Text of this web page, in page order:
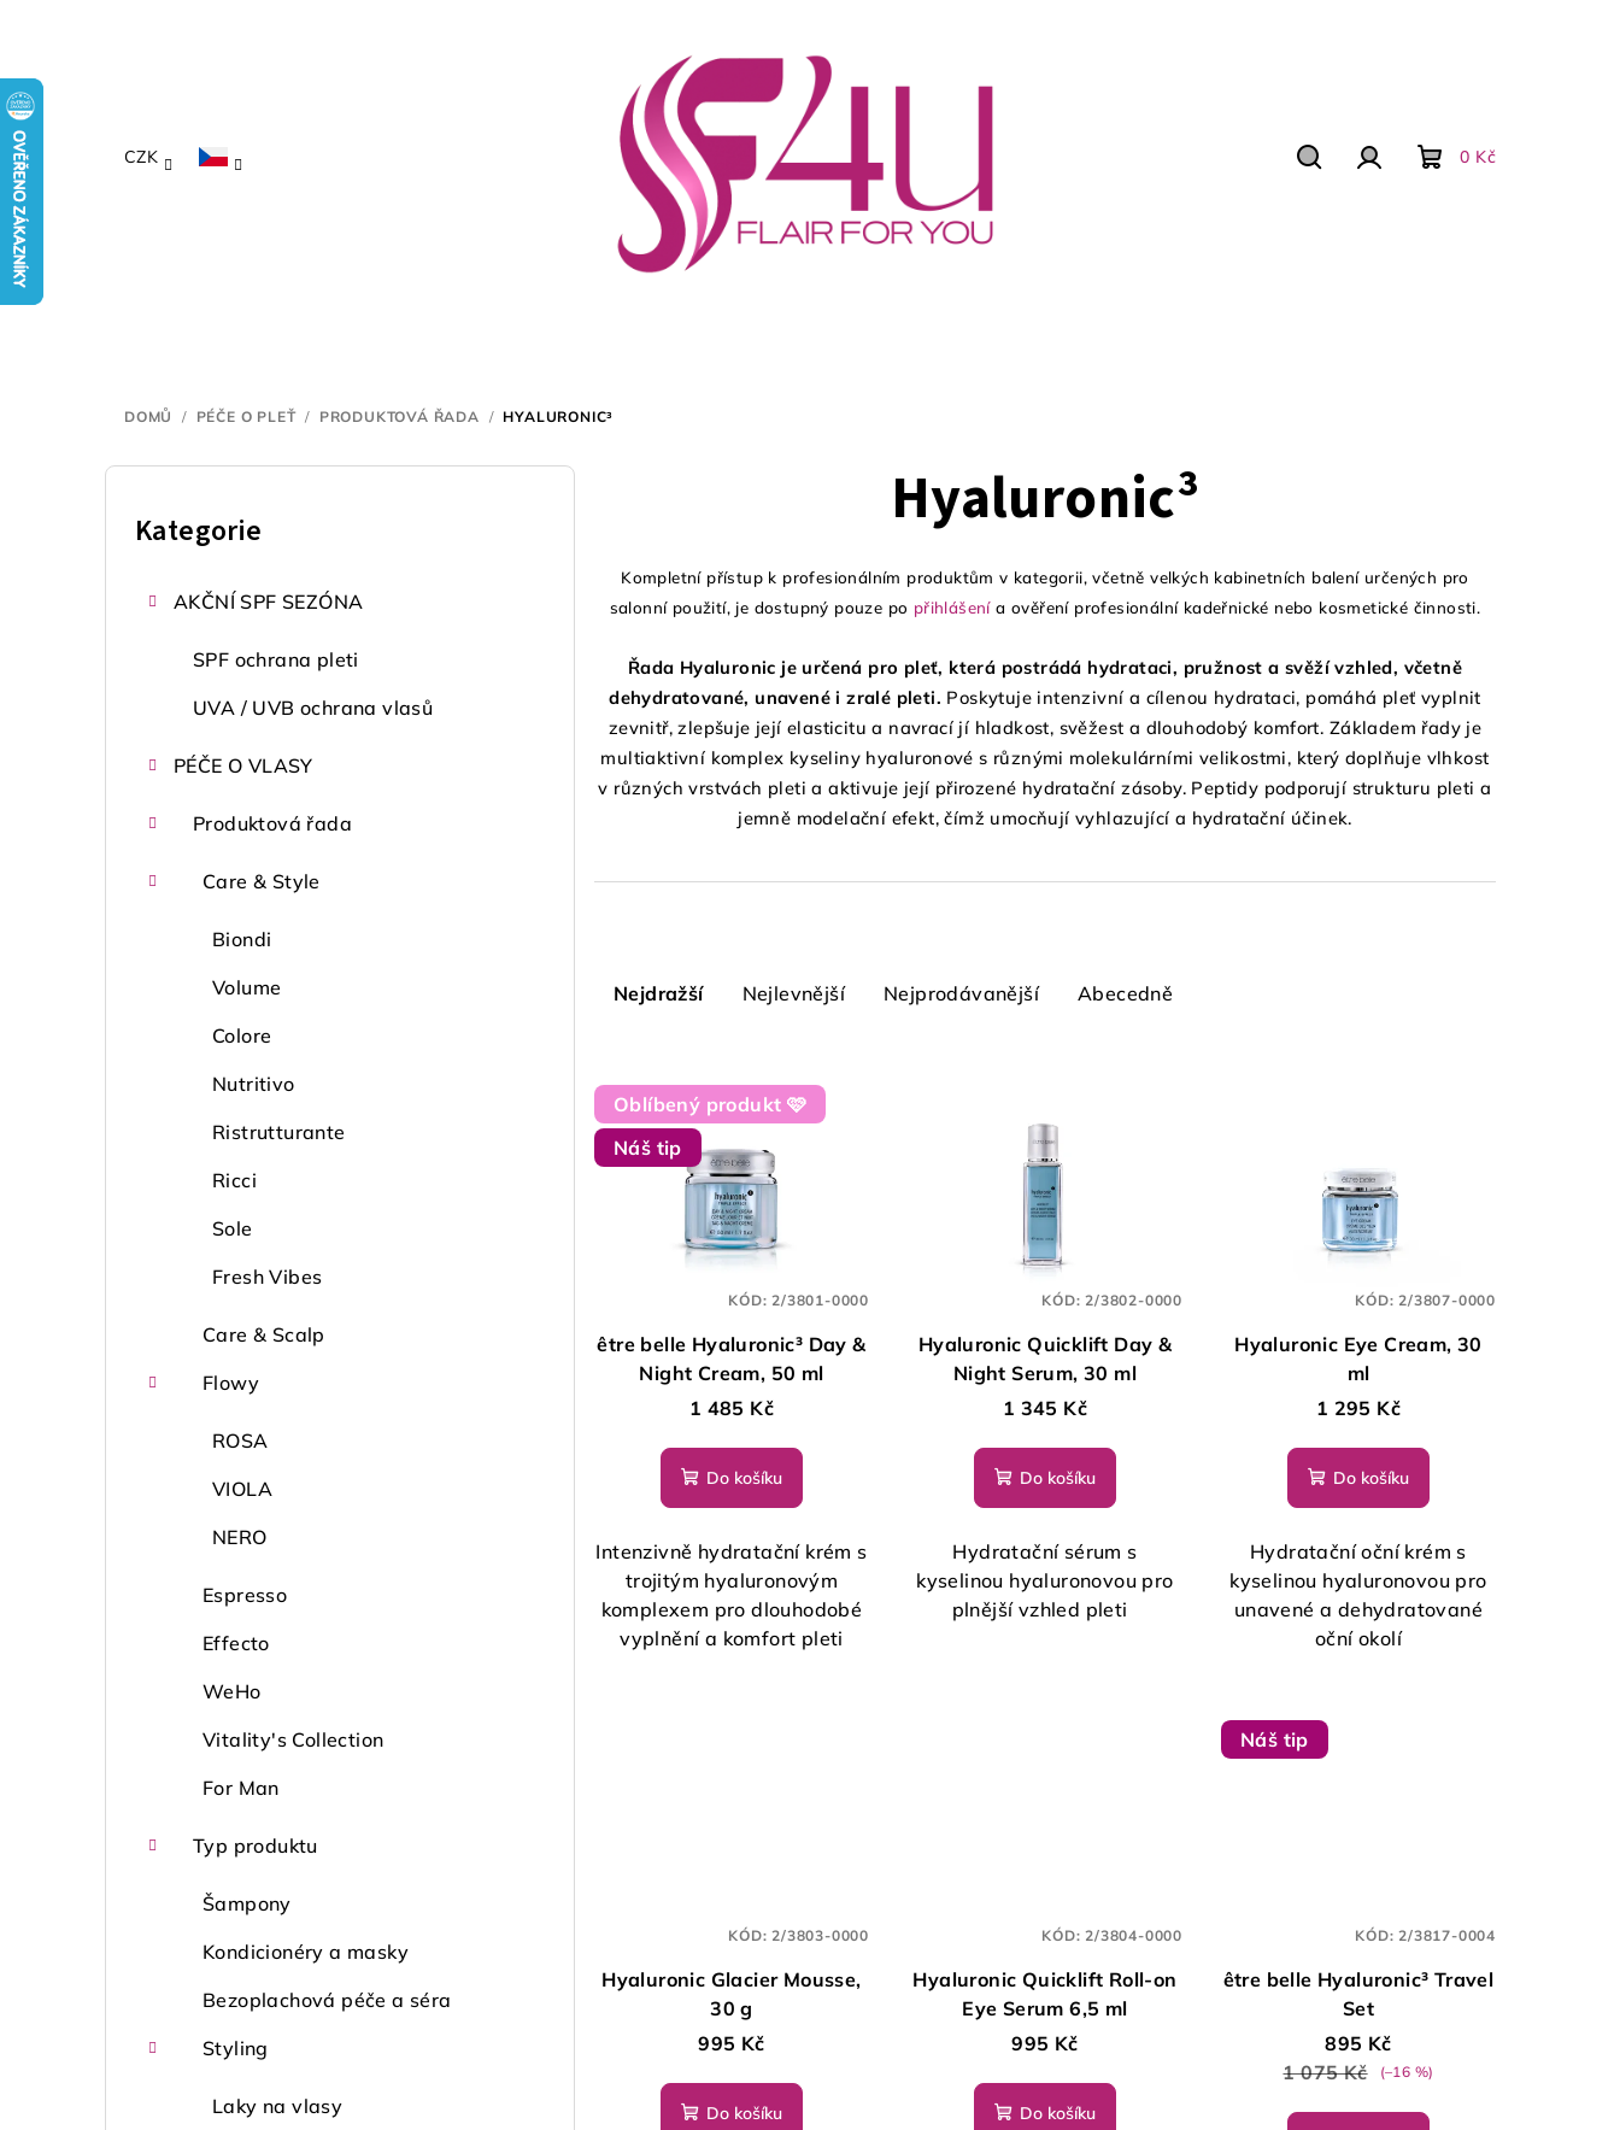
CZK 0 Kč
DOMŮ / PÉČE O PLEŤ / PRODUKTOVÁ ŘADA / HYALURONIC³
P
Přeskočit
Kategorie
AKČNÍ SPF SEZÓNA
SPF ochrana pleti
UVA / UVB ochrana vlasů
PÉČE O VLASY
Produktová řada
Care & Style
Biondi
Volume
Colore
Nutritivo
Ristrutturante
Ricci
Sole
Fresh Vibes
Care & Scalp
Flowy
ROSA
VIOLA
NERO
Espresso
Effecto
WeHo
Vitality's Collection
For Man
Typ produktu
Šampony
Kondicionéry a masky
Bezoplachová péče a séra
Styling
Laky na vlasy
Hyaluronic³
Kompletní přístup k profesionálním produktům v kategorii, včetně velkých kabinetních balení určených pro
salonní použití, je dostupný pouze po přihlášenía ověření profesionální kadeřnické nebo kosmetické činnosti.
Řada Hyaluronic je určená pro pleť, která postrádá hydrataci, pružnost a svěží vzhled, včetně
dehydratované, unavené i zralé pleti. Poskytuje intenzivní a cílenou hydrataci, pomáhá pleť vyplnit
zevnitř, zlepšuje její elasticitu a navrací jí hladkost, svěžest a dlouhodobý komfort. Základem řady je
multiaktivní komplex kyseliny hyaluronové s různými molekulárními velikostmi, který doplňuje vlhkost
v různých vrstvách pleti a aktivuje její přirozené hydratační zásoby. Peptidy podporují strukturu pleti a
jemně modelační efekt, čímž umocňují vyhlazující a hydratační účinek.
a
e
n
o
ů
Nejdražší Nejlevnější Nejprodávanější Abecedně
V
ý
p
r
k
t
ů
Oblíbený produkt 🩷
Náš tip
être belle Hyaluronic³ Day &
Night Cream, 50 ml
1 485 Kč
Do košíku
Intenzivně hydratační krém s
trojitým hyaluronovým
komplexem pro dlouhodobé
vyplnění a komfort pleti
KÓD:2/3801-0000
Hyaluronic Quicklift Day &
Night Serum, 30 ml
1 345 Kč
Do košíku
Hydratační sérum s
kyselinou hyaluronovou pro
plnější vzhled pleti
KÓD:2/3802-0000
Hyaluronic Eye Cream, 30
ml
1 295 Kč
Do košíku
Hydratační oční krém s
kyselinou hyaluronovou pro
unavené a dehydratované
oční okolí
KÓD:2/3807-0000
Hyaluronic Glacier Mousse,
30 g
995 Kč
Do košíku
KÓD:2/3803-0000
Hyaluronic Quicklift Roll-on
Eye Serum 6,5 ml
995 Kč
Do košíku
KÓD:2/3804-0000
Náš tip
être belle Hyaluronic³ Travel
Set
895 Kč
1 075 Kč
(–16 %)
KÓD:2/3817-0004